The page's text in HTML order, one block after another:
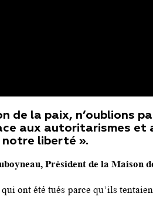
de la paix, n’oublions
aux autoritarismes et
liberté ».
Président de la Maison
ont été tués parce qu’ils